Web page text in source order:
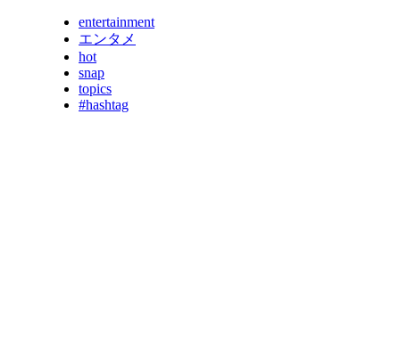
entertainment
エンタメ
hot
snap
topics
#hashtag